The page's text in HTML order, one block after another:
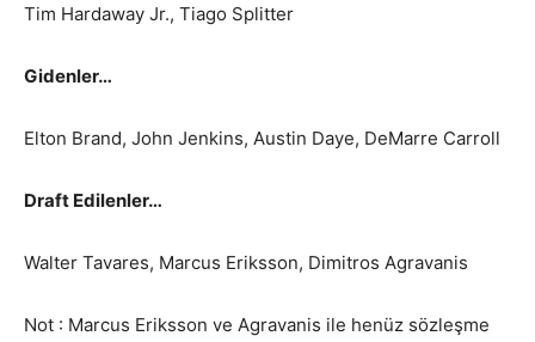
Tim Hardaway Jr., Tiago Splitter
Gidenler…
Elton Brand, John Jenkins, Austin Daye, DeMarre Carroll
Draft Edilenler…
Walter Tavares, Marcus Eriksson, Dimitros Agravanis
Not : Marcus Eriksson ve Agravanis ile henüz sözleşme